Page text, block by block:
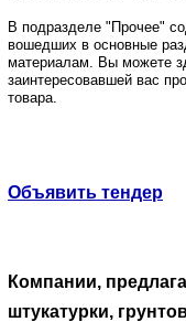
В подразделе "Прочее"
вошедших в основные
материалам. Вы можете
заинтересовавшей вас
товара.
Объявить тендер
Компании,
штукатурки,